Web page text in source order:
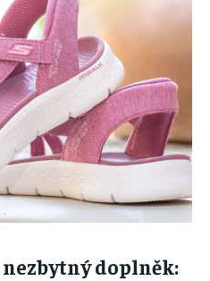
doplněk: